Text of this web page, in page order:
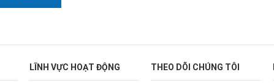
LĨNH VỰC HOẠT ĐỘNG THEO DÕI CHÚNG TÔI